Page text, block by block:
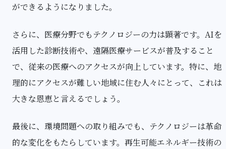
ができるようになりました。
さらに、医療分野でもテクノロジーの力は顕著です。AIを
活用した診断技術や、遠隔医療サービスが普及すること
で、従来の医療へのアクセスが向上しています。特に、地
理的にアクセスが難しい地域に住む人々にとって、これは
大きな恩恵と言えるでしょう。
最後に、環境問題への取り組みでも、テクノロジーは革命
的な変化をもたらしています。再生可能エネルギー技術の